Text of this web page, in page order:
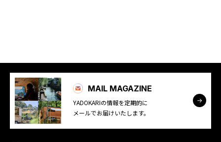
MAIL MAGAZINE
YADOKARIの情報を定期的に
メールでお届けいたします。